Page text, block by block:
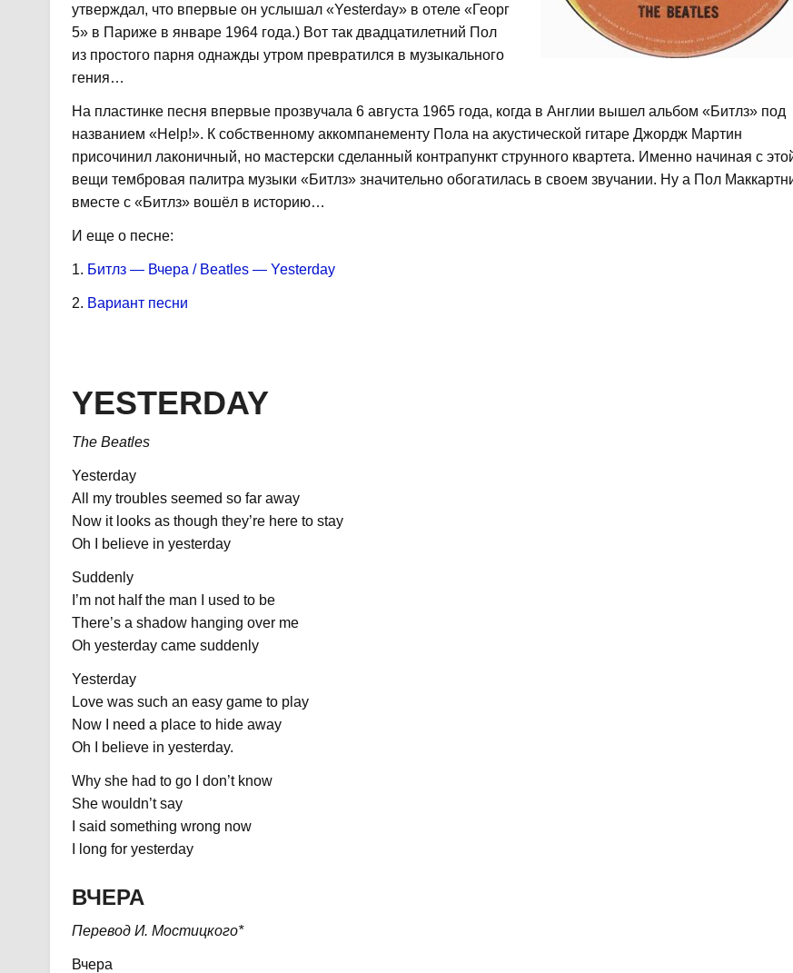
утверждал, что впервые он услышал «Yesterday» в отеле «Георг
5» в Париже в январе 1964 года.) Вот так двадцатилетний Пол
из простого парня однажды утром превратился в музыкального
гения…
На пластинке песня впервые прозвучала 6 августа 1965 года, когда в Англии вышел альбом «Битлз» под
названием «Help!». К собственному аккомпанементу Пола на акустической гитаре Джордж Мартин
присочинил лаконичный, но мастерски сделанный контрапункт струнного квартета. Именно начиная с
вещи тембровая палитра музыки «Битлз» значительно обогатилась в своем звучании. Ну а Пол
вместе с «Битлз» вошёл в историю…
И еще о песне:
1. Битлз — Вчера / Beatles — Yesterday
2. Вариант песни
YESTERDAY
The Beatles
Yesterday
All my troubles seemed so far away
Now it looks as though they’re here to stay
Oh I believe in yesterday
Suddenly
I’m not half the man I used to be
There’s a shadow hanging over me
Oh yesterday came suddenly
Yesterday
Love was such an easy game to play
Now I need a place to hide away
Oh I believe in yesterday.
Why she had to go I don’t know
She wouldn’t say
I said something wrong now
I long for yesterday
ВЧЕРА
Перевод И. Мостицкого*
Вчера